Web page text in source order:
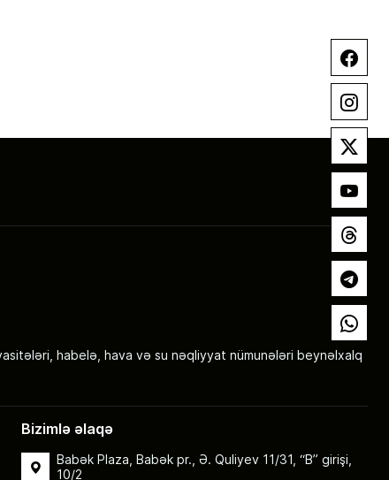
Facebook
Instagram
YouTube
Threads
Telegram
Whatsapp
habelə, hava və su nəqliyyat nümunələri beynəlxalq
Bizimlə əlaqə
Babək Plaza, Babək pr., Ə. Quliyev 11/31, “B” girişi,
10/2